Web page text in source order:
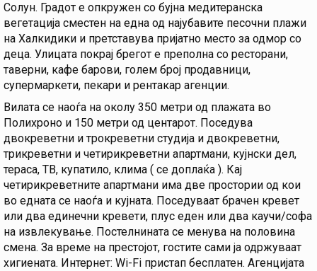
Солун. Градот е опкружен со бујна медитеранска
вегетација сместен на една од најубавите песочни плажи
на Халкидики и претставува пријатно место за одмор со
деца. Улицата покрај брегот е преполна со ресторани,
таверни, кафе барови, голем број продавници,
супермаркети, пекари и рентакар агенции.
Вилата се наоѓа на околу 350 метри од плажата во
Полихроно и 150 метри од центарот. Поседува
двокреветни и трокреветни студија и двокреветни,
трикреветни и четирикреветни апартмани, кујнски дел,
тераса, ТВ, купатило, клима ( се доплаќа ). Кај
четирикреветните апартмани има две простории од кои
во едната се наоѓа и кујната. Поседуваат брачен кревет
или два единечни кревети, плус еден или два каучи/софа
на извлекување. Постелнината се менува на половина
смена. За време на престојот, гостите сами ја одржуваат
хигиената. Интернет: Wi-Fi пристап бесплатен. Агенцијата